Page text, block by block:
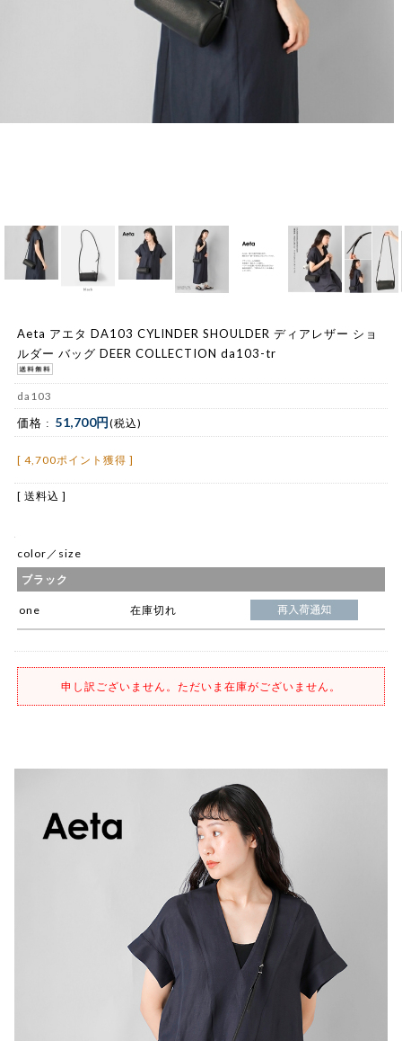
Aeta アエタ DA103 CYLINDER SHOULDER ディアレザー ショ
ルダー バッグ DEER COLLECTION da103-tr
da103
価格 : 51,700円(税込)
[ 4,700ポイント獲得 ]
[ 送料込 ]
color／size
ブラック
one 在庫切れ
申し訳ございません。ただいま在庫がございません。